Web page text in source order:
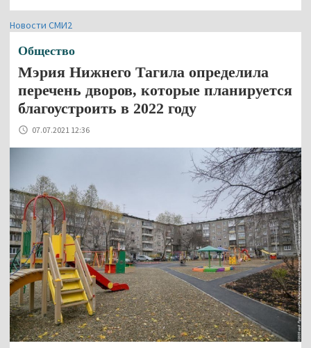
Новости СМИ2
Общество
Мэрия Нижнего Тагила определила
перечень дворов, которые планируется
благоустроить в 2022 году
07.07.2021 12:36